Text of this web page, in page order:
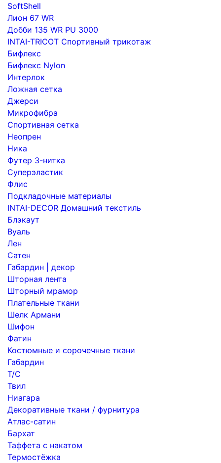
SoftShell
Лион 67 WR
Добби 135 WR PU 3000
INTAI-TRICOT Спортивный трикотаж
Бифлекс
Бифлекс Nylon
Интерлок
Ложная сетка
Джерси
Микрофибра
Спортивная сетка
Неопрен
Ника
Футер 3-нитка
Суперэластик
Флис
Подкладочные материалы
INTAI-DECOR Домашний текстиль
Блэкаут
Вуаль
Лен
Сатен
Габардин | декор
Шторная лента
Шторный мрамор
Плательные ткани
Шелк Армани
Шифон
Фатин
Костюмные и сорочечные ткани
Габардин
Т/С
Твил
Ниагара
Декоративные ткани / фурнитура
Атлас-сатин
Бархат
Таффета с накатом
Термостёжка